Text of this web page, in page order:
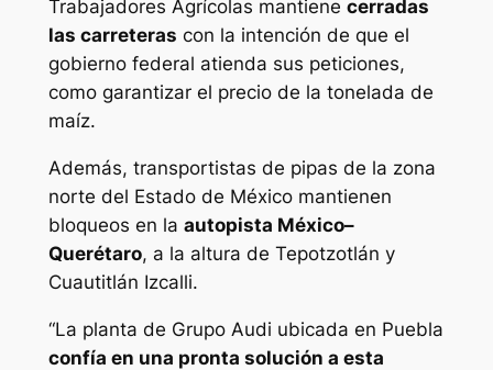
Trabajadores Agrícolas mantiene cerradas
las carreteras con la intención de que el
gobierno federal atienda sus peticiones,
como garantizar el precio de la tonelada de
maíz.
Además, transportistas de pipas de la zona
norte del Estado de México mantienen
bloqueos en la autopista México–
Querétaro, a la altura de Tepotzotlán y
Cuautitlán Izcalli.
“La planta de Grupo Audi ubicada en Puebla
confía en una pronta solución a esta